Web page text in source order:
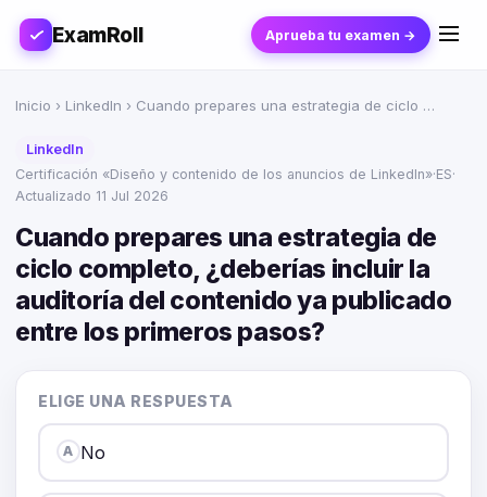
ExamRoll Aprueba tu examen →
Inicio › LinkedIn › Cuando prepares una estrategia de ciclo …
LinkedIn
Certificación «Diseño y contenido de los anuncios de LinkedIn»·ES·
Actualizado 11 Jul 2026
Cuando prepares una estrategia de
ciclo completo, ¿deberías incluir la
auditoría del contenido ya publicado
entre los primeros pasos?
ELIGE UNA RESPUESTA
A No